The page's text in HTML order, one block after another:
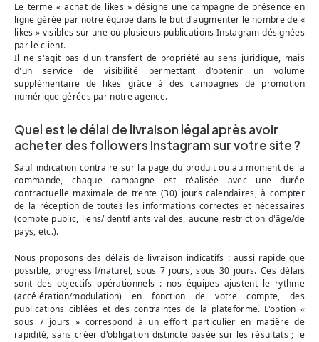
Le terme « achat de likes » désigne une campagne de présence en
ligne gérée par notre équipe dans le but d'augmenter le nombre de «
likes » visibles sur une ou plusieurs publications Instagram désignées
par le client.
Il ne s'agit pas d'un transfert de propriété au sens juridique, mais
d'un service de visibilité permettant d'obtenir un volume
supplémentaire de likes grâce à des campagnes de promotion
numérique gérées par notre agence.
Quel est le délai de livraison légal après avoir
acheter des followers Instagram sur votre site ?
Sauf indication contraire sur la page du produit ou au moment de la
commande, chaque campagne est réalisée avec une durée
contractuelle maximale de trente (30) jours calendaires, à compter
de la réception de toutes les informations correctes et nécessaires
(compte public, liens/identifiants valides, aucune restriction d'âge/de
pays, etc.).
Nous proposons des délais de livraison indicatifs : aussi rapide que
possible, progressif/naturel, sous 7 jours, sous 30 jours. Ces délais
sont des objectifs opérationnels : nos équipes ajustent le rythme
(accélération/modulation) en fonction de votre compte, des
publications ciblées et des contraintes de la plateforme. L'option «
sous 7 jours » correspond à un effort particulier en matière de
rapidité, sans créer d'obligation distincte basée sur les résultats ; le